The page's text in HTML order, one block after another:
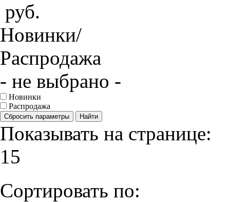
руб.
Новинки/
Распродажа
- не выбрано -
Новинки
Распродажа
Сбросить параметры Найти
Показывать на странице:
15
Сортировать по: